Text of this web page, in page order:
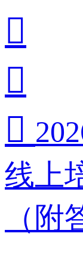



线上
（附